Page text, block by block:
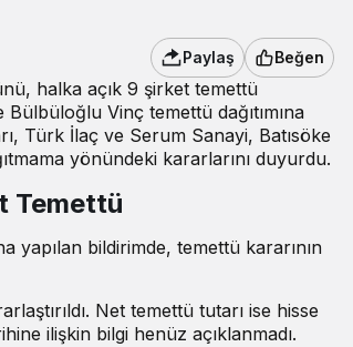
Paylaş Beğen
halka açık 9 şirket temettü
Vinç temettü dağıtımına
Türk İlaç ve Serum Sanayi, Batısöke
yönündeki kararlarını duyurdu.
Temettü
yapılan bildirimde, temettü kararının
Net temettü tutarı ise hisse
ilişkin bilgi henüz açıklanmadı.